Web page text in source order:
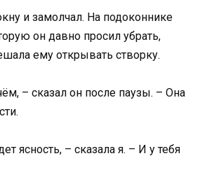
и замолчал. На подоконнике
он давно просил убрать,
ему открывать створку.
– сказал он после паузы. – Она
ясность, – сказала я. – И у тебя